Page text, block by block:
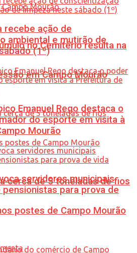
no Cemitério resulta na
em Campo Mourão
cerca de 5 toneladas de fios
postes de Campo Mourão
recebe ação de
ambiental e mutirão de
(1º)
Emanuel Rego destaca o
do esporte em visita à
Mourão
servidores municipais
para prova de